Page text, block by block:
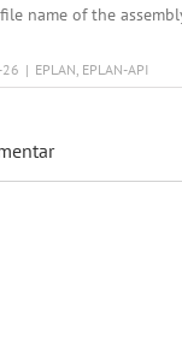
name of the
| EPLAN EPLAN-API